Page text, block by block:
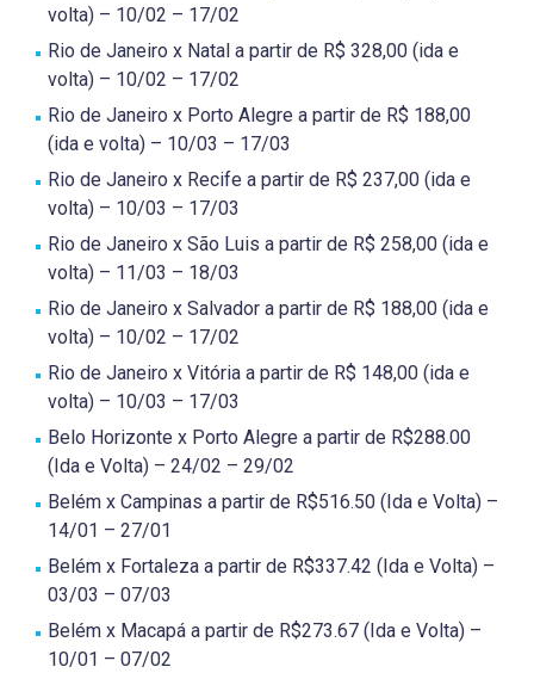
volta) – 10/02 – 17/02
Rio de Janeiro x Natal a partir de R$ 328,00 (ida e
volta) – 10/02 – 17/02
Rio de Janeiro x Porto Alegre a partir de R$ 188,00
(ida e volta) – 10/03 – 17/03
Rio de Janeiro x Recife a partir de R$ 237,00 (ida e
volta) – 10/03 – 17/03
Rio de Janeiro x São Luis a partir de R$ 258,00 (ida e
volta) – 11/03 – 18/03
Rio de Janeiro x Salvador a partir de R$ 188,00 (ida e
volta) – 10/02 – 17/02
Rio de Janeiro x Vitória a partir de R$ 148,00 (ida e
volta) – 10/03 – 17/03
Belo Horizonte x Porto Alegre a partir de R$288.00
(Ida e Volta) – 24/02 – 29/02
Belém x Campinas a partir de R$516.50 (Ida e Volta) –
14/01 – 27/01
Belém x Fortaleza a partir de R$337.42 (Ida e Volta) –
03/03 – 07/03
Belém x Macapá a partir de R$273.67 (Ida e Volta) –
10/01 – 07/02